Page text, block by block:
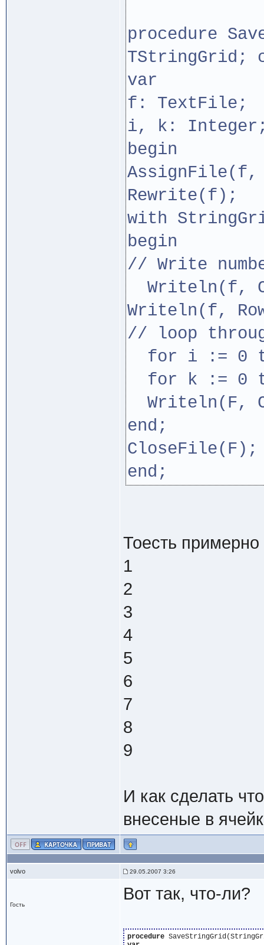
procedure
TStringGrid;
var
f: TextFile;
i, k:
begin
AssignFile(f,
Rewrite(f);
with
begin
// Write
Writeln(f,
Writeln(f,
// loop
for i := 0 to
for k := 0 to
Writeln(F,
end;
CloseFile(F);
end;
Тоесть примерно
1
2
3
4
5
6
7
8
9
И как сделать
внесеные в
volvo 29.05.2007 3:26
Гость
Вот так, что-ли?
procedure